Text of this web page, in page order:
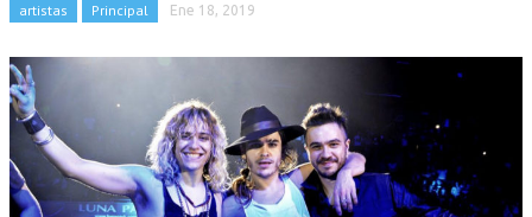
artistas Principal Ene 18, 2019